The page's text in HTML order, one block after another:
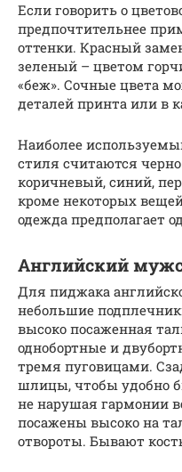
Если говорить о
предпочтительнее
оттенки. Красный
зеленый – цветом
«беж». Сочные цвета
деталей принта или в
Наиболее
стиля считаются
коричневый, синий,
кроме некоторых
одежда предполагает
Английский
Для пиджака
небольшие
высоко посаженная
однобортные и
тремя пуговицами.
шлицы, чтобы удобно
не нарушая гармонии
посажены высоко на
отвороты. Бывают